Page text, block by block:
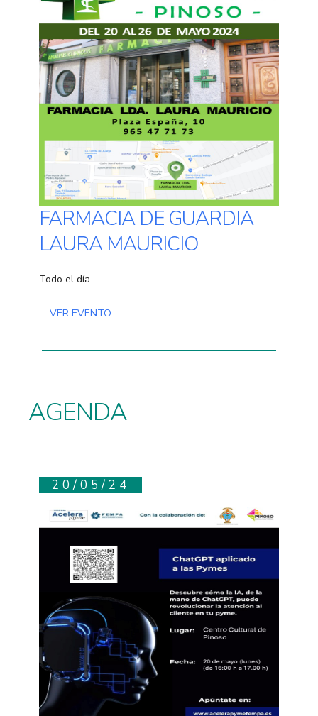
FARMACIA DE GUARDIA
LAURA MAURICIO
Todo el día
VER EVENTO
AGENDA
20/05/24